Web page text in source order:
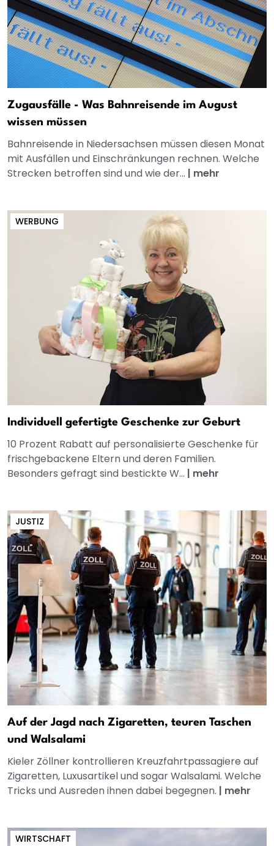
Zugausfälle - Was Bahnreisende im August
wissen müssen
Bahnreisende in Niedersachsen müssen diesen Monat
mit Ausfällen und Einschränkungen rechnen. Welche
Strecken betroffen sind und wie der... | mehr
WERBUNG
Individuell gefertigte Geschenke zur Geburt
10 Prozent Rabatt auf personalisierte Geschenke für
frischgebackene Eltern und deren Familien.
Besonders gefragt sind bestickte W... | mehr
JUSTIZ
Auf der Jagd nach Zigaretten, teuren Taschen
und Walsalami
Kieler Zöllner kontrollieren Kreuzfahrtpassagiere auf
Zigaretten, Luxusartikel und sogar Walsalami. Welche
Tricks und Ausreden ihnen dabei begegnen. | mehr
WIRTSCHAFT